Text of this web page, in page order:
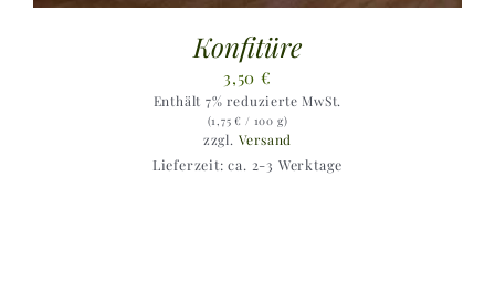
Konfitüre
3,50€
Enthält 7% reduzierte MwSt.
(1,75€ / 100 g)
zzgl. Versand
Lieferzeit: ca. 2-3 Werktage